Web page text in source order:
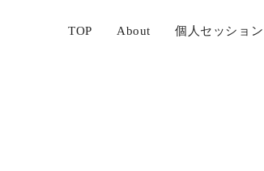
TOP About 個人セッション